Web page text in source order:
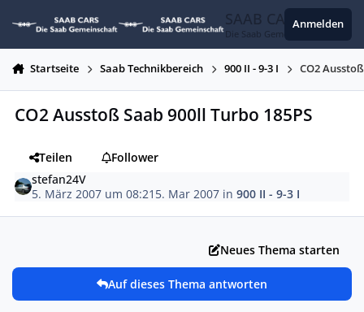
SAAB CARS
Die Saab Gemeinschaft
Anmelden
Startseite Saab Technikbereich 900 II - 9-3 I CO2
CO2 Ausstoß Saab 900ll Turbo 185PS
Teilen
Follower
stefan24V
5. März 2007 um 08:21 5. Mar 2007 in900 II - 9-3 I
Neues Thema starten
Auf dieses Thema antworten